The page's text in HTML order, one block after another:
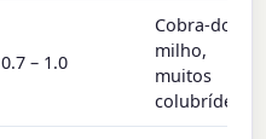
0.7 – 1.0
Cobra-do-
milho,
muitos
colubrídeos